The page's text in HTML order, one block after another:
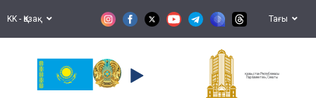
KK - Қазақ Тағы
Қазақстан Республикасы
Парламентінің Сенаты